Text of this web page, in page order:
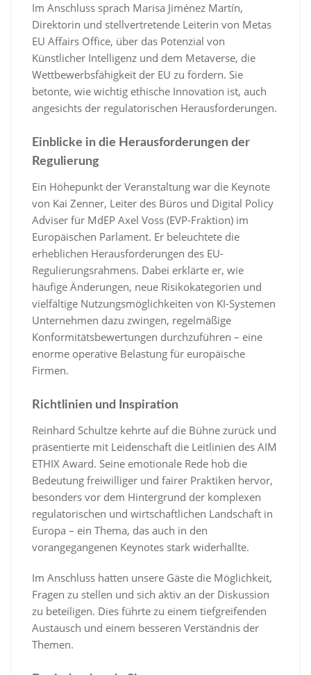
Im Anschluss sprach Marisa Jiménez Martín,
Direktorin und stellvertretende Leiterin von Metas
EU Affairs Office, über das Potenzial von
Künstlicher Intelligenz und dem Metaverse, die
Wettbewerbsfähigkeit der EU zu fördern. Sie
betonte, wie wichtig ethische Innovation ist, auch
angesichts der regulatorischen Herausforderungen.
Einblicke in die Herausforderungen der
Regulierung
Ein Höhepunkt der Veranstaltung war die Keynote
von Kai Zenner, Leiter des Büros und Digital Policy
Adviser für MdEP Axel Voss (EVP-Fraktion) im
Europäischen Parlament. Er beleuchtete die
erheblichen Herausforderungen des EU-
Regulierungsrahmens. Dabei erklärte er, wie
häufige Änderungen, neue Risikokategorien und
vielfältige Nutzungsmöglichkeiten von KI-Systemen
Unternehmen dazu zwingen, regelmäßige
Konformitätsbewertungen durchzuführen – eine
enorme operative Belastung für europäische
Firmen.
Richtlinien und Inspiration
Reinhard Schultze kehrte auf die Bühne zurück und
präsentierte mit Leidenschaft die Leitlinien des AIM
ETHIX Award. Seine emotionale Rede hob die
Bedeutung freiwilliger und fairer Praktiken hervor,
besonders vor dem Hintergrund der komplexen
regulatorischen und wirtschaftlichen Landschaft in
Europa – ein Thema, das auch in den
vorangegangenen Keynotes stark widerhallte.
Im Anschluss hatten unsere Gäste die Möglichkeit,
Fragen zu stellen und sich aktiv an der Diskussion
zu beteiligen. Dies führte zu einem tiefgreifenden
Austausch und einem besseren Verständnis der
Themen.